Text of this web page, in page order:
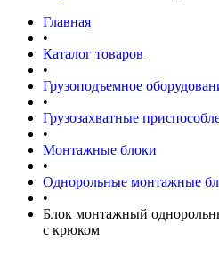
Главная
•
Каталог товаров
•
Грузоподъемное
•
Грузозахватные
•
Монтажные блоки
•
Однорольные монтажные
•
Блок монтажный
с крюком